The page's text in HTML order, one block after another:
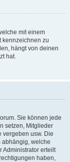
mit einem
kennzeichnen zu
hängt von deinen
hat.
Sie können jede
setzen, Mitglieder
vergeben usw. Die
abhängig, welche
Administrator erteilt
haben,